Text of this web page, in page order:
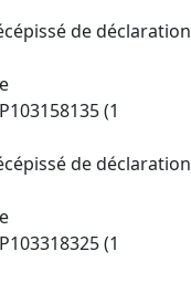
de déclaration
(1
de déclaration
(1